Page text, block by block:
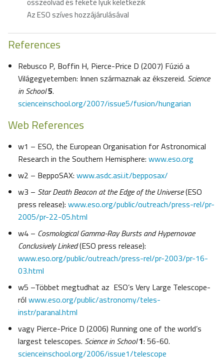
összeolvad és fekete lyuk keletkezik
Az ESO szíves hozzájárulásával
References
Rebusco P, Boffin H, Pierce-Price D (2007) Fúzió a
Világegyetemben: Innen származnak az ékszereid. Science
in School5.
scienceinschool.org/2007/issue5/fusion/hungarian
Web References
w1 – ESO, the European Organisation for Astronomical
Research in the Southern Hemisphere: www.eso.org
w2 – BeppoSAX: www.asdc.asi.it/bepposax/
w3 – Star Death Beacon at the Edge of the Universe(ESO
press release): www.eso.org/public/outreach/press-rel/pr-
2005/pr-22-05.html
w4 – Cosmological Gamma-Ray Bursts and Hypernovae
Conclusively Linked(ESO press release):
www.eso.org/public/outreach/press-rel/pr-2003/pr-16-
03.html
w5 –Többet megtudhat az ESO’s Very Large Telescope-
ról www.eso.org/public/astronomy/teles-
instr/paranal.html
vagy Pierce-Price D (2006) Running one of the world’s
largest telescopes. Science in School1: 56-60.
scienceinschool.org/2006/issue1/telescope